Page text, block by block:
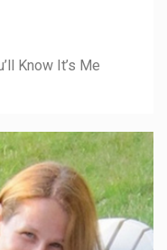
Know It’s Me